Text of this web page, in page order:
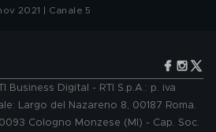
2021 | Canale 5
Business Digital - RTI S.p.A.: p. iva
Largo del Nazareno 8, 00187 Roma.
Cologno Monzese (MI) - Cap. Soc.